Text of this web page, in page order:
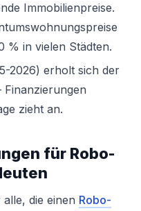
Immobilienpreise.
% in vielen Städten.
2026) erholt sich der
zieht an.
für Robo-
die einen Robo-